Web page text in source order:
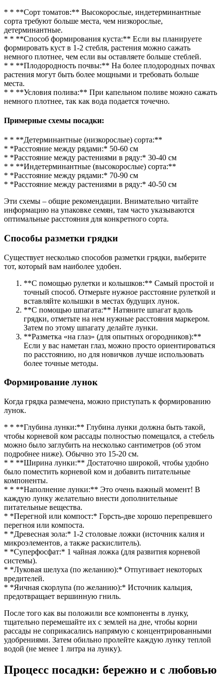
* * **Сорт томатов:** Высокорослые, индетерминантные
сорта требуют больше места, чем низкорослые,
детерминантные.
* * **Способ формирования куста:** Если вы планируете
формировать куст в 1-2 стебля, растения можно сажать
немного плотнее, чем если вы оставляете больше стеблей.
* * **Плодородность почвы:** На более плодородных почвах
растения могут быть более мощными и требовать больше
места.
* * **Условия полива:** При капельном поливе можно сажать
немного плотнее, так как вода подается точечно.
Примерные схемы посадки:
* * **Детерминантные (низкорослые) сорта:**
* *Расстояние между рядами:* 50-60 см
* *Расстояние между растениями в ряду:* 30-40 см
* * **Индетерминантные (высокорослые) сорта:**
* *Расстояние между рядами:* 70-90 см
* *Расстояние между растениями в ряду:* 40-50 см
Эти схемы – общие рекомендации. Внимательно читайте
информацию на упаковке семян, там часто указываются
оптимальные расстояния для конкретного сорта.
Способы разметки грядки
Существует несколько способов разметки грядки, выберите
тот, который вам наиболее удобен.
**С помощью рулетки и колышков:** Самый простой и
точный способ. Отмерьте нужное расстояние рулеткой и
вставляйте колышки в местах будущих лунок.
**С помощью шпагата:** Натяните шпагат вдоль
грядки, отметьте на нем нужные расстояния маркером.
Затем по этому шпагату делайте лунки.
**Разметка «на глаз» (для опытных огородников):**
Если у вас наметан глаз, можно просто ориентироваться
по расстоянию, но для новичков лучше использовать
более точные методы.
Формирование лунок
Когда грядка размечена, можно приступать к формированию
лунок.
* * **Глубина лунки:** Глубина лунки должна быть такой,
чтобы корневой ком рассады полностью помещался, а стебель
можно было заглубить на несколько сантиметров (об этом
подробнее ниже). Обычно это 15-20 см.
* * **Ширина лунки:** Достаточно широкой, чтобы удобно
было поместить корневой ком и добавить питательные
компоненты.
* * **Наполнение лунки:** Это очень важный момент! В
каждую лунку желательно внести дополнительные
питательные вещества.
* *Перегной или компост:* Горсть-две хорошо перепревшего
перегноя или компоста.
* *Древесная зола:* 1-2 столовые ложки (источник калия и
микроэлементов, а также раскислитель).
* *Суперфосфат:* 1 чайная ложка (для развития корневой
системы).
* *Луковая шелуха (по желанию):* Отпугивает некоторых
вредителей.
* *Яичная скорлупа (по желанию):* Источник кальция,
предотвращает вершинную гниль.
После того как вы положили все компоненты в лунку,
тщательно перемешайте их с землей на дне, чтобы корни
рассады не соприкасались напрямую с концентрированными
удобрениями. Затем обильно пролейте каждую лунку теплой
водой (не менее 1 литра на лунку).
Процесс посадки: бережно и с любовью